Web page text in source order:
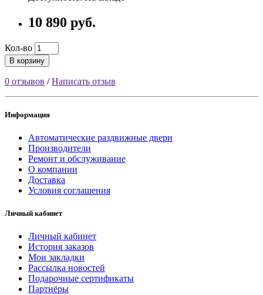
10 890 руб.
Кол-во
В корзину
0 отзывов /Написать отзыв
Информация
Автоматические раздвижные двери
Производители
Ремонт и обслуживание
О компании
Доставка
Условия соглашения
Личный кабинет
Личный кабинет
История заказов
Мои закладки
Рассылка новостей
Подарочные сертификаты
Партнёры